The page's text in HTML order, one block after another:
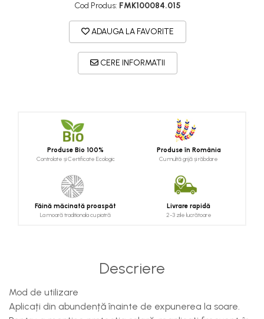
Cod Produs: FMK100084.015
ADAUGA LA FAVORITE
CERE INFORMATII
Produse Bio 100%
Controlate și Certificate Ecologic
Produse în România
Cu multă grijă și răbdare
Făină măcinată proaspăt
La moară traditionala cu piatră
Livrare rapidă
2-3 zile lucrătoare
Descriere
Mod de utilizare
Aplicați din abundență înainte de expunerea la soare.